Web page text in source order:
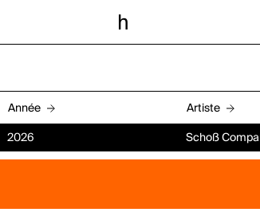
h
Année Artiste
2026 Schoß